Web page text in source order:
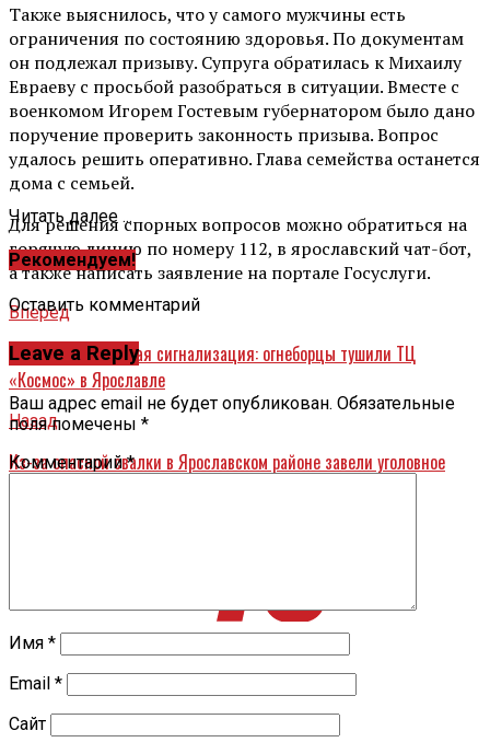
Также выяснилось, что у самого мужчины есть
ограничения по состоянию здоровья. По документам
он подлежал призыву. Супруга обратилась к Михаилу
Евраеву с просьбой разобраться в ситуации. Вместе с
военкомом Игорем Гостевым губернатором было дано
поручение проверить законность призыва. Вопрос
удалось решить оперативно. Глава семейства останется
дома с семьей.
Для решения спорных вопросов можно обратиться на
горячую линию по номеру 112, в ярославский чат-бот,
а также написать заявление на портале Госуслуги.
Вперед
Сработала пожарная сигнализация: огнеборцы тушили ТЦ
«Космос» в Ярославле
Назад
Из-за опасной свалки в Ярославском районе завели уголовное
Читать далее ...
Рекомендуем!
Оставить комментарий
Leave a Reply
Ваш адрес email не будет опубликован. Обязательные
поля помечены *
Комментарий*
Имя *
Email *
Сайт